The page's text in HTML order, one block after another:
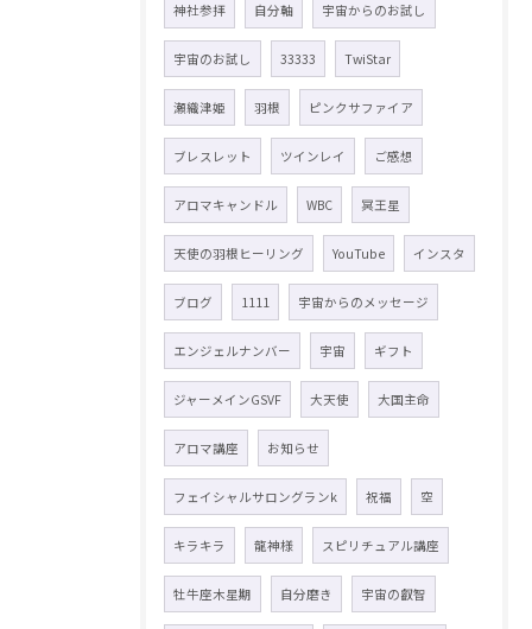
神社参拝 自分軸 宇宙からのお試し
宇宙のお試し 33333 TwiStar
瀬織津姫 羽根 ピンクサファイア
ブレスレット ツインレイ ご感想
アロマキャンドル WBC 冥王星
天使の羽根ヒーリング YouTube インスタ
ブログ 1111 宇宙からのメッセージ
エンジェルナンバー 宇宙 ギフト
ジャーメインGSVF 大天使 大国主命
アロマ講座 お知らせ
フェイシャルサロングランk 祝福 空
キラキラ 龍神様 スピリチュアル講座
牡牛座木星期 自分磨き 宇宙の叡智